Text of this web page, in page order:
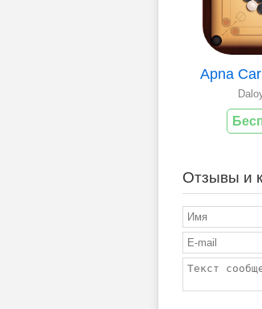
Apna
Отзывы и